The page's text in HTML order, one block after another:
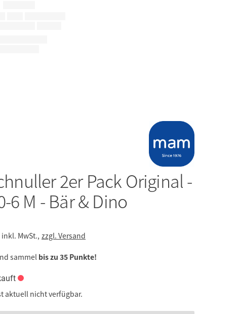
2er Pack Original -
6 M - Bär & Dino
inkl. MwSt., zzgl. Versand
sammel bis zu 35 Punkte!
aktuell nicht verfügbar.